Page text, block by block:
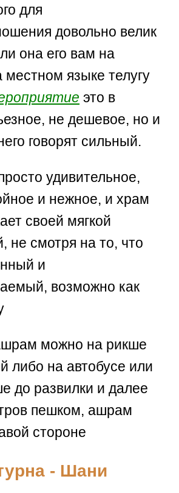
для
довольно велик
она его вам на
местном языке телугу
это в
не дешевое, но и
говорят сильный.
удивительное,
и нежное, и храм
своей мягкой
не смотря на то, что
и
возможно как
можно на рикше
либо на автобусе или
до развилки и далее
пешком, ашрам
стороне
- Шани